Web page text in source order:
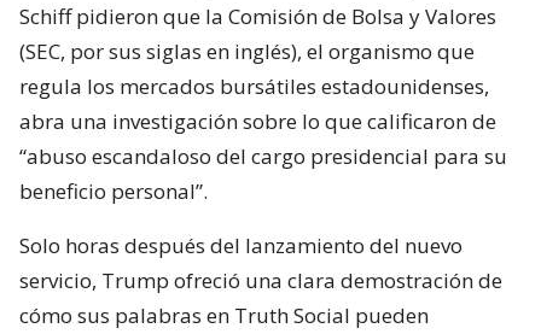
Schiff pidieron que la Comisión de Bolsa y Valores
(SEC, por sus siglas en inglés), el organismo que
regula los mercados bursátiles estadounidenses,
abra una investigación sobre lo que calificaron de
“abuso escandaloso del cargo presidencial para su
beneficio personal”.
Solo horas después del lanzamiento del nuevo
servicio, Trump ofreció una clara demostración de
cómo sus palabras en Truth Social pueden